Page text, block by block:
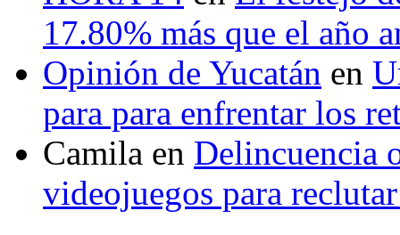
17.80% más que el año
Opinión de Yucatán en
para para enfrentar los
Camila en Delincuencia
videojuegos para